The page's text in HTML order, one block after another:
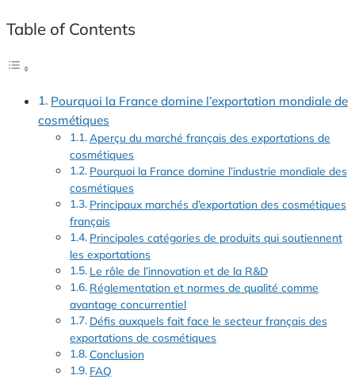
Table of Contents
Pourquoi la France domine l’exportation mondiale de
cosmétiques
Aperçu du marché français des exportations de
cosmétiques
Pourquoi la France domine l’industrie mondiale des
cosmétiques
Principaux marchés d’exportation des cosmétiques
français
Principales catégories de produits qui soutiennent
les exportations
Le rôle de l’innovation et de la R&D
Réglementation et normes de qualité comme
avantage concurrentiel
Défis auxquels fait face le secteur français des
exportations de cosmétiques
Conclusion
FAQ